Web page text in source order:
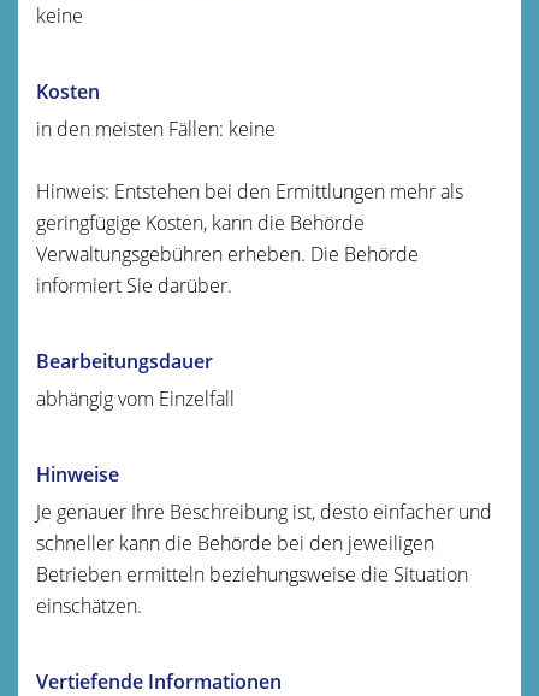
keine
Kosten
in den meisten Fällen: keine
Hinweis: Entstehen bei den Ermittlungen mehr als
geringfügige Kosten, kann die Behörde
Verwaltungsgebühren erheben. Die Behörde
informiert Sie darüber.
Bearbeitungsdauer
abhängig vom Einzelfall
Hinweise
Je genauer Ihre Beschreibung ist, desto einfacher und
schneller kann die Behörde bei den jeweiligen
Betrieben ermitteln beziehungsweise die Situation
einschätzen.
Vertiefende Informationen